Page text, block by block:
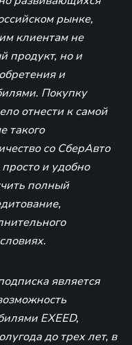
рынке,
клиентам не
продукт, но и
и
Покупку
отнести к самой
такого
со СберАвто
и удобно
полный
является
EXEED,
до трех лет, в